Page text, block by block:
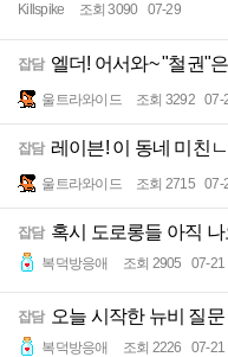
Killspike 조회 3090 07-29
잡담 엘더! 어서와~ "철권"
울트라와이드 조회 3292 07-
잡담 레이븐! 이 동네 미친
울트라와이드 조회 2715 07-
잡담 혹시 도로롱들 아직
복덕방응애 조회 2905 07-21
잡담 오늘 시작한 뉴비 질
복덕방응애 조회 2226 07-21